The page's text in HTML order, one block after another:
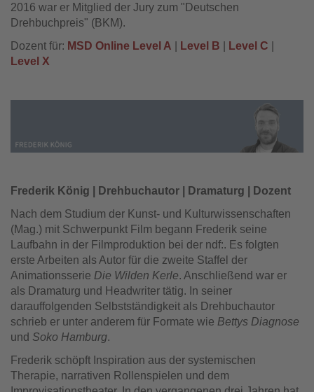
2016 war er Mitglied der Jury zum "Deutschen
Drehbuchpreis" (BKM).
Dozent für: MSD Online Level A Level B Level C
Level X
Frederik König | Drehbuchautor | Dramaturg | Dozent
Nach dem Studium der Kunst- und Kulturwissenschaften
(Mag.) mit Schwerpunkt Film begann Frederik seine
Laufbahn in der Filmproduktion bei der ndf:. Es folgten
erste Arbeiten als Autor für die zweite Staffel der
Animationsserie Die Wilden Kerle. Anschließend war er
als Dramaturg und Headwriter tätig. In seiner
darauffolgenden Selbstständigkeit als Drehbuchautor
schrieb er unter anderem für Formate wie Bettys Diagnose
und Soko Hamburg.
Frederik schöpft Inspiration aus der systemischen
Therapie, narrativen Rollenspielen und dem